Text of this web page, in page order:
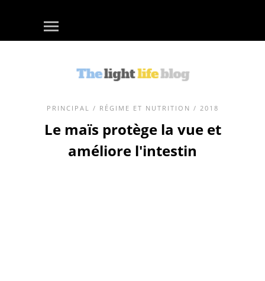
PRINCIPAL / RÉGIME ET NUTRITION / 2018
Le maïs protège la vue et
améliore l'intestin